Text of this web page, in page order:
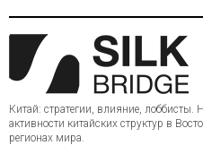
Китай: стратегии, влияние, лоббисты.
активности китайских структур в
регионах мира.